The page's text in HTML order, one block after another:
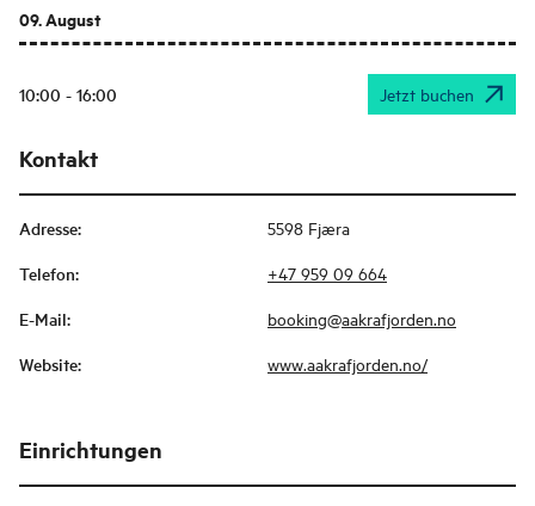
09. August
10:00 - 16:00 Jetzt buchen
Kontakt
Adresse: 5598 Fjæra
Telefon: +47 959 09 664
E-Mail: booking@aakrafjorden.no
Website: www.aakrafjorden.no/
Einrichtungen